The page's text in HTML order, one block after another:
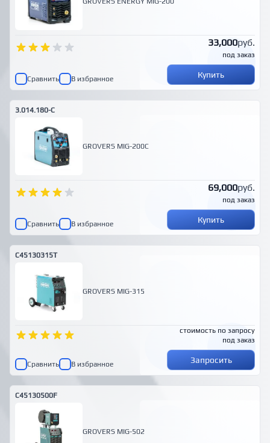
33,000руб.
под заказ
Сравнить В избранное Купить
3.014.180-C
GROVERS MIG-200C
69,000руб.
под заказ
Сравнить В избранное Купить
C45130315T
GROVERS MIG-315
стоимость по запросу
под заказ
Сравнить В избранное Запросить
C45130500F
GROVERS MIG-502